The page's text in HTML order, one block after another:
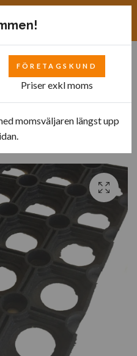
Industri
FÖRETAGSKUND
Priser exkl moms
momsväljaren längst upp